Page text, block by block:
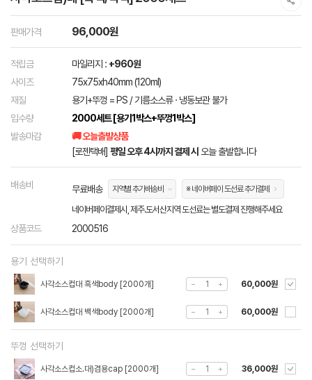
판매가격 96,000원
적립금 마일리지 : +960원
사이즈
75x75xh40mm (120ml)
재질
용기+뚜껑 = PS / 기름소스류 · 냉동보관 불가
입수량
2000세트 [용기1박스+뚜껑1박스]
발송마감
🚚 오늘출발상품
[로젠택배] 평일 오후 4시까지 결제 시 오늘 출발합니다
배송비 무료배송 지역별 추가배송비 ※ 네이버페이 도선료 추가결제
네이버페이결제시, 제주.도서산지역 도선료는 별도결제 진행해주세요
상품코드 2000516
용기 선택하기
사각소스컵대 흑색body [2000개] 60,000원
사각소스컵대 백색body [2000개] 60,000원
뚜껑 선택하기
사각소스컵소.대)겸용cap [2000개] 36,000원